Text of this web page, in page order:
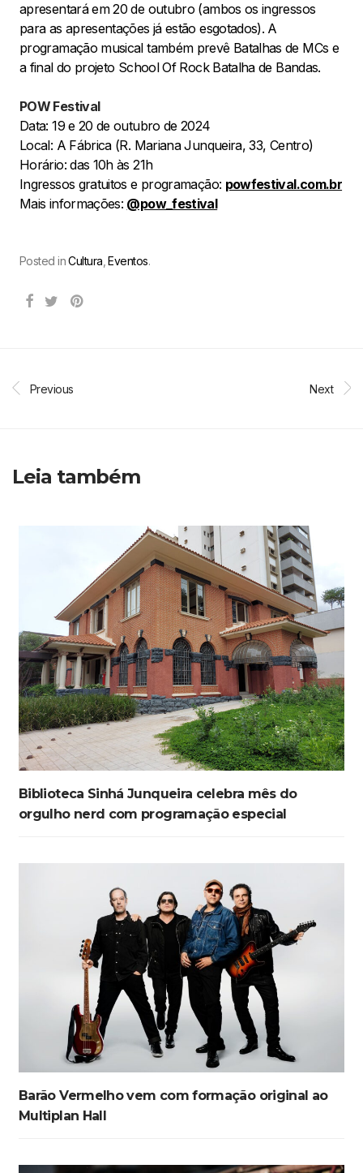
apresentará em 20 de outubro (ambos os ingressos
para as apresentações já estão esgotados). A
programação musical também prevê Batalhas de MCs e
a final do projeto School Of Rock Batalha de Bandas.
POW Festival
Data: 19 e 20 de outubro de 2024
Local: A Fábrica (R. Mariana Junqueira, 33, Centro)
Horário: das 10h às 21h
Ingressos gratuitos e programação: powfestival.com.br
Mais informações: @pow_festival
Posted inCultura Eventos.
Previous Next
Leia também
Biblioteca Sinhá Junqueira celebra mês do
orgulho nerd com programação especial
Barão Vermelho vem com formação original ao
Multiplan Hall